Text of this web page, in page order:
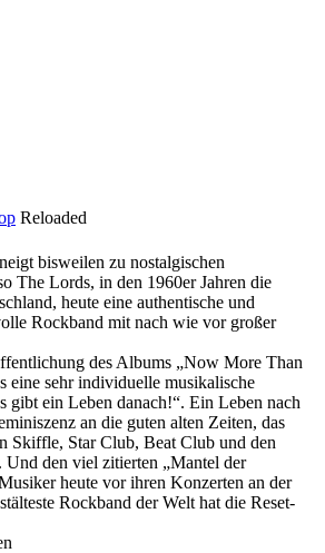
Reloaded
bisweilen zu nostalgischen
The Lords, in den 1960er Jahren die
heute eine authentische und
Rockband mit nach wie vor großer
des Albums „Now More Than
eine sehr individuelle musikalische
gibt ein Leben danach!“. Ein Leben nach
an die guten alten Zeiten, das
Skiffle, Star Club, Beat Club und den
den viel zitierten „Mantel der
heute vor ihren Konzerten an der
Rockband der Welt hat die Reset-